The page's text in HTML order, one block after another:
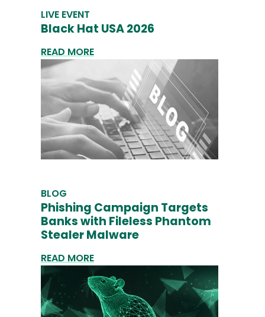
LIVE EVENT
Black Hat USA 2026
READ MORE
BLOG
Phishing Campaign Targets
Banks with Fileless Phantom
Stealer Malware
READ MORE